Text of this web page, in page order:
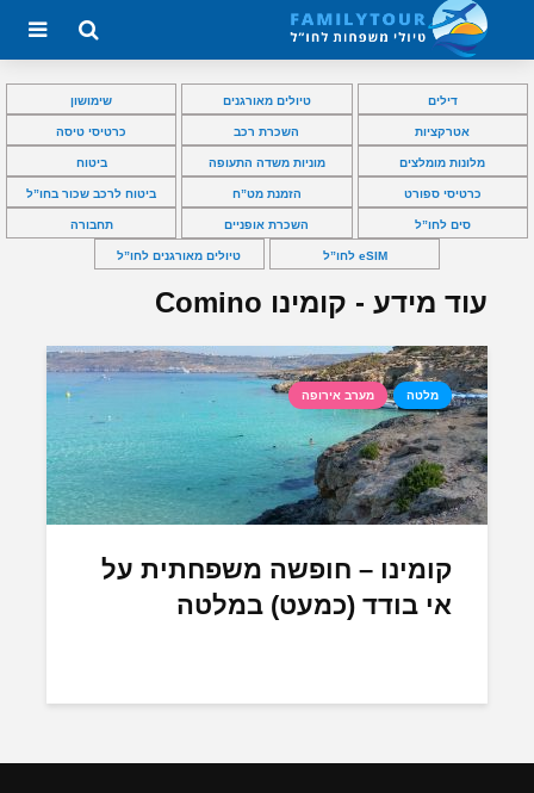
דילים טיולים מאורגנים שימושון
אטרקציות השכרת רכב כרטיסי טיסה
מלונות מומלצים מוניות משדה התעופה ביטוח
כרטיסי ספורט הזמנת מט”ח ביטוח לרכב שכור בחו”ל
סים לחו”ל השכרת אופניים תחבורה
eSIM לחו”ל טיולים מאורגנים לחו”ל
עוד מידע - קומינו Comino
מלטה מערב אירופה
קומינו – חופשה משפחתית על
אי בודד (כמעט) במלטה